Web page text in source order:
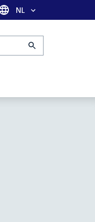
Taal selectie
NL